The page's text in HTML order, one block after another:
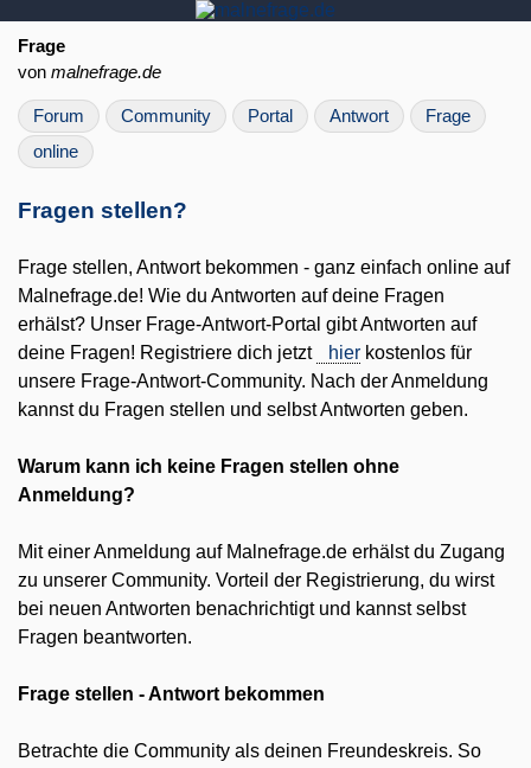
Frage
von malnefrage.de
Forum Community Portal Antwort
Frage
online
Fragen stellen?
Frage stellen, Antwort bekommen - ganz einfach online auf
Malnefrage.de! Wie du Antworten auf deine Fragen
erhälst? Unser Frage-Antwort-Portal gibt Antworten auf
deine Fragen! Registriere dich jetzt
hier kostenlos für
unsere Frage-Antwort-Community. Nach der Anmeldung
kannst du Fragen stellen und selbst Antworten geben.
Warum kann ich keine Fragen stellen ohne
Anmeldung?
Mit einer Anmeldung auf Malnefrage.de erhälst du Zugang
zu unserer Community. Vorteil der Registrierung, du wirst
bei neuen Antworten benachrichtigt und kannst selbst
Fragen beantworten.
Frage stellen - Antwort bekommen
Betrachte die Community als deinen Freundeskreis. So